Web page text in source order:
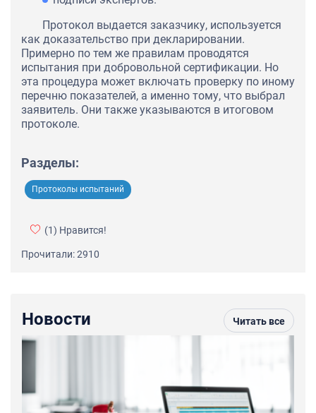
Протокол выдается заказчику, используется
как доказательство при декларировании.
Примерно по тем же правилам проводятся
испытания при добровольной сертификации. Но
эта процедура может включать проверку по иному
перечню показателей, а именно тому, что выбрал
заявитель. Они также указываются в итоговом
протоколе.
Разделы:
Протоколы испытаний
(1) Нравится!
Прочитали: 2910
Новости Читать все